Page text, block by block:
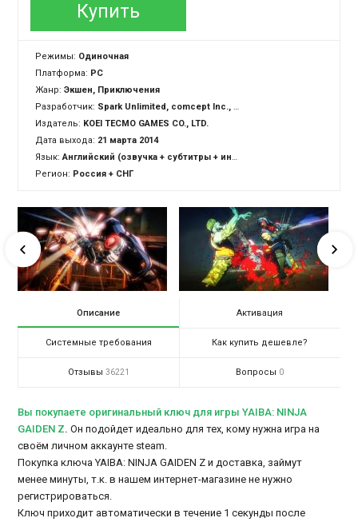
Купить
Режимы: Одиночная
Платформа: PC
Жанр:Экшен, Приключения
Разработчик: Spark Unlimited, comcept Inc., Team NINJA
Издатель: KOEI TECMO GAMES CO., LTD.
Дата выхода: 21 марта 2014
Язык:Английский (озвучка + субтитры + интерфейс)
Регион: Россия + СНГ
Описание Активация
Системные требования Как купить дешевле?
Отзывы 36221 Вопросы 0
Вы покупаете оригинальный ключ для игры YAIBA: NINJA
GAIDEN Z. Он подойдет идеально для тех, кому нужна игра на
своём личном аккаунте steam.
Покупка ключа YAIBA: NINJA GAIDEN Z и доставка, займут
менее минуты, т.к. в нашем интернет-магазине не нужно
регистрироваться.
Ключ приходит автоматически в течение 1 секунды после